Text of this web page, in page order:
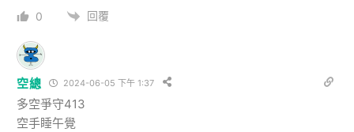
0 回覆
空總 2024-06-05 下午 1:37
多空爭守413
空手睡午覺